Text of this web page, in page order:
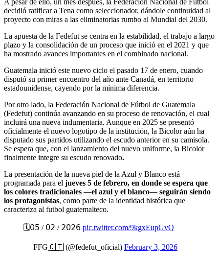
decidió ratificar a Tena como seleccionador, dándole continuidad al
proyecto con miras a las eliminatorias rumbo al Mundial del 2030.
La apuesta de la Fedefut se centra en la estabilidad, el trabajo a largo
plazo y la consolidación de un proceso que inició en el 2021 y que
ha mostrado avances importantes en el combinado nacional.
Guatemala inició este nuevo ciclo el pasado 17 de enero, cuando
disputó su primer encuentro del año ante Canadá, en territorio
estadounidense, cayendo por la mínima diferencia.
Por otro lado, la Federación Nacional de Fútbol de Guatemala
(Fedefut) continúa avanzando en su proceso de renovación, el cual
incluirá una nueva indumentaria. Aunque en 2025 se presentó
oficialmente el nuevo logotipo de la institución, la Bicolor aún ha
disputado sus partidos utilizando el escudo anterior en su camisola.
Se espera que, con el lanzamiento del nuevo uniforme, la Bicolor
finalmente integre su escudo renovado.
La presentación de la nueva piel de la Azul y Blanco está
programada para el jueves 5 de febrero, en donde se espera que
los colores tradicionales —el azul y el blanco— seguirán siendo
los protagonistas, como parte de la identidad histórica que
caracteriza al futbol guatemalteco.
🗓️𝟢𝟧 / 𝟢𝟤 / 𝟤𝟢𝟤𝟨 pic.twitter.com/9kgxEupGvQ
— FFG🇬🇹 (@fedefut_oficial) February 3, 2026